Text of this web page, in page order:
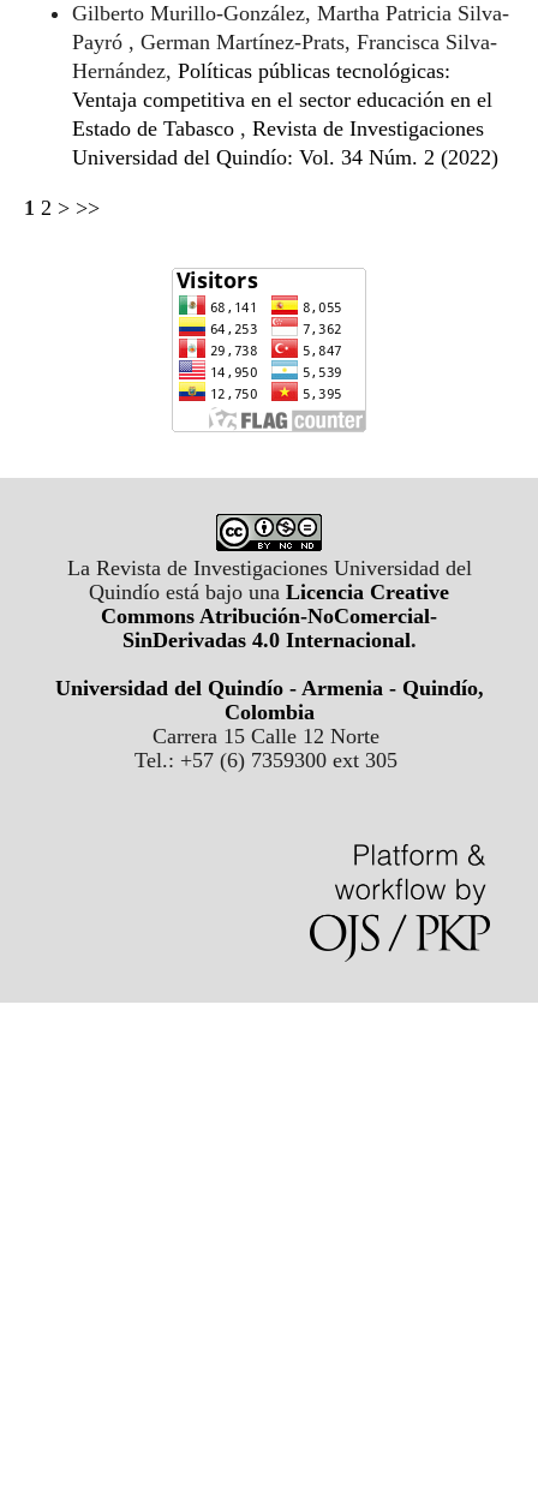
Gilberto Murillo-González, Martha Patricia Silva-
Payró , German Martínez-Prats, Francisca Silva-
Hernández, Políticas públicas tecnológicas:
Ventaja competitiva en el sector educación en el
Estado de Tabasco , Revista de Investigaciones
Universidad del Quindío: Vol. 34 Núm. 2 (2022)
1 2 > >>
La Revista de Investigaciones Universidad del
Quindío está bajo una Licencia Creative
Commons Atribución-NoComercial-
SinDerivadas 4.0 Internacional.
Universidad del Quindío - Armenia - Quindío,
Colombia
Carrera 15 Calle 12 Norte
Tel.: +57 (6) 7359300 ext 305